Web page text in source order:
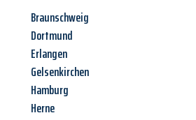
Braunschweig
Dortmund
Erlangen
Gelsenkirchen
Hamburg
Herne